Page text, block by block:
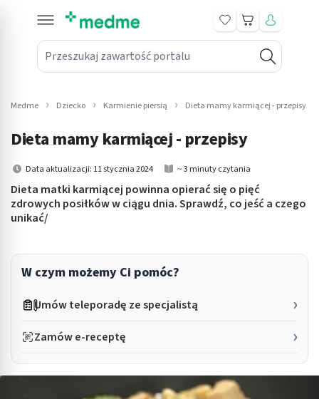
Przeszukaj zawartość portalu
Koszyk
submenu: Leki na receptę
submenu: Kosmetyki
submenu: Higiena
submenu: Sprzęt medyczny
submenu: Intymne
submenu: Wellness
Medme Dziecko Karmienie piersią Dieta mamy karmiącej - przepisy
Dieta mamy karmiącej - przepisy
Data aktualizacji: 11 stycznia 2024 ~ 3 minuty czytania
Dieta matki karmiącej powinna opierać się o pięć
zdrowych posiłków w ciągu dnia. Sprawdź, co jeść a czego
unikać/
W czym możemy Ci pomóc?
Umów teleporadę ze specjalistą
Zamów e-receptę